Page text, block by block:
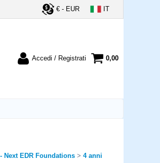
€ - EUR IT
Accedi / Registrati 0,00
Next EDR Foundations 4 anni